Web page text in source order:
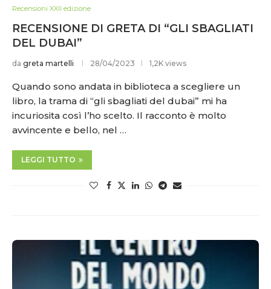
Recensioni XXII edizione
RECENSIONE DI GRETA DI “GLI SBAGLIATI
DEL DUBAI”
da greta martelli 28/04/2023 1,2K views
Quando sono andata in biblioteca a scegliere un
libro, la trama di “gli sbagliati del dubai” mi ha
incuriosita così l’ho scelto. Il racconto è molto
avvincente e bello, nel …
LEGGI TUTTO